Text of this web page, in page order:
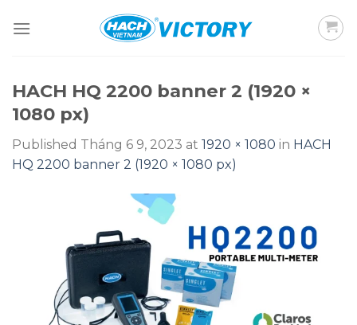
HACH HQ 2200 banner 2 (1920 ×
1080 px)
Published Tháng 6 9, 2023 at 1920 × 1080 in HACH
HQ 2200 banner 2 (1920 × 1080 px)